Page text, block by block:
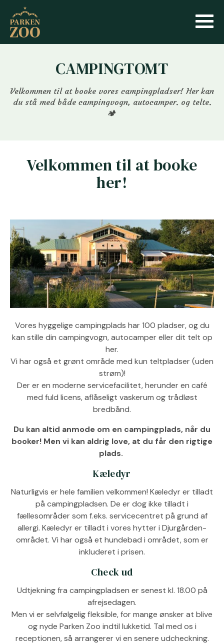
CAMPINGTOMT
Velkommen til at booke vores campingpladser! Her kan
du stå med både campingvogn, autocamper. og telte.
🏕️
Velkommen til at booke
her!
Vores hyggelige campingplads har 100 pladser, og du
kan stille din campingvogn, autocamper eller dit telt op
her.
Vi har også et grønt område med kun teltpladser (uden
strøm)!
Der er en moderne servicefacilitet, herunder en café
med fuld licens, aflåseligt vaskerum og trådløst
bredbånd.
Du kan altid anmode om en campingplads, når du
booker! Men vi kan aldrig love, at du får den rigtige
plads.
Kæledyr
Naturligvis er hele familien velkommen! Kæledyr er tilladt
på campingpladsen. De er dog ikke tilladt i
fællesområder som f.eks. servicecentret på grund af
allergi. Kæledyr er tilladt i vores hytter i Djurgården-
området. Vi har også et hundebad i området, som er
inkluderet i prisen.
Check ud
Udtjekning fra campingpladsen er senest kl. 18.00 på
afrejsedagen.
Men vi er selvfølgelig fleksible, for mange ønsker at blive
og nyde Parken Zoo indtil lukketid. Tal med os i
receptionen, så arrangerer vi en senere udcheckning.